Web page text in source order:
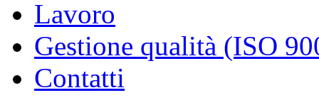
Lavoro
Gestione qualità (ISO
Contatti